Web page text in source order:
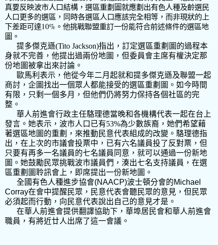
真要反映波市人口結構，選區重劃圖就應劃出有色人種及齡選民
人口更多的選區，同時各選區人口應該完全相等，而非現狀的上
下差距可達10% 。他挑戰聯盟重訂一份能符合前述條件的選區地
圖。
提多傑克遜(Tito Jackson)指出，訂定選區重劃圖的過程本
身就不完善，他提出過兩份地圖，但委員會主席有權決定那
份地圖被拿出來討論。
歐馬利表示，他從今年二月起就和提多傑克遜及聯盟一起
商討，企圖找出一個眾人都能接受的選區重劃圖。如今時間
有限，只剩一個多月，但他們仍將努力保持各個社區的完
整。
華人前進會行政主任駱理德當晚和各機構代表一起在台上
發言。她表示，波市人口已有53%為少數族裔，她們希望藉
著選區地圖的重劃，來推動民意代表組成的改變。駱理德指
出，在上次的市議會投票中，已有六名議員投了反對票，但
只要有再多一名議員的七名議員同意，就可以通過一份新地
圖。她鼓勵民眾挑戰波市議員們，湊出七名支持議員，在選
區重劃圖聆訊會上，即席提出一份新地圖。
全國有色人種進步協會(NAACP)波士頓分會的Michael
Corray在會中提醒民眾，民意代表會聽民眾的意見，但民眾
必須起而行動，向民意代表說出自己的意見才是。
在華人前進會提供翻譯協助下，華埠居民會和華人前進會
職員，有將近廿人出席了這一會議。